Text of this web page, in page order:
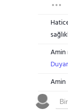
Amin
Duyar
Amin